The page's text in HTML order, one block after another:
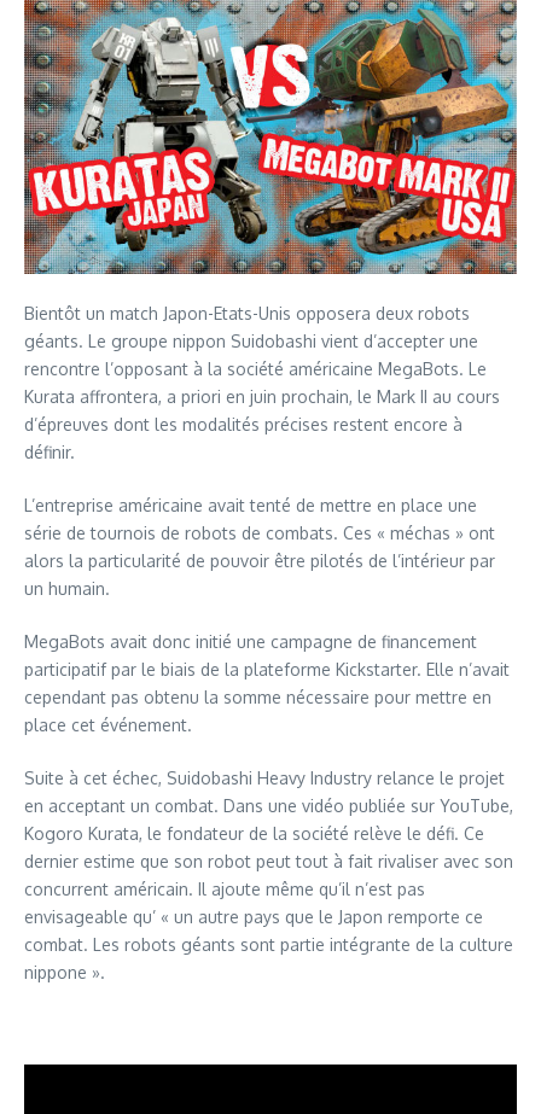
Bientôt un match Japon-Etats-Unis opposera deux robots
géants. Le groupe nippon Suidobashi vient d’accepter une
rencontre l’opposant à la société américaine MegaBots. Le
Kurata affrontera, a priori en juin prochain, le Mark II au cours
d’épreuves dont les modalités précises restent encore à
définir.
L’entreprise américaine avait tenté de mettre en place une
série de tournois de robots de combats. Ces « méchas » ont
alors la particularité de pouvoir être pilotés de l’intérieur par
un humain.
MegaBots avait donc initié une campagne de financement
participatif par le biais de la plateforme Kickstarter. Elle n’avait
cependant pas obtenu la somme nécessaire pour mettre en
place cet événement.
Suite à cet échec, Suidobashi Heavy Industry relance le projet
en acceptant un combat. Dans une vidéo publiée sur YouTube,
Kogoro Kurata, le fondateur de la société relève le défi. Ce
dernier estime que son robot peut tout à fait rivaliser avec son
concurrent américain. Il ajoute même qu’il n’est pas
envisageable qu’ « un autre pays que le Japon remporte ce
combat. Les robots géants sont partie intégrante de la culture
nippone ».